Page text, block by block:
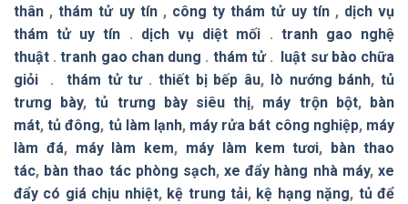
thân ,thám tử uy tín, công ty thám tử uy tín, dịch vụ
thám tử uy tín . dịch vụ diệt mối . tranh gao nghệ
thuật .tranh gao chan dung . thám tử.
luật sư bào chữa
giỏi . thám tử tư. thiết bị bếp âu, lò nướng bánh,tủ
trưng bày,tủ trưng bày siêu thị, máy trộn bột,
bàn
mát,tủ đông, tủ làm lạnh, máy rửa bát công nghiệp, máy
làm đá, máy làm kem, máy làm kem tươi,
bàn thao
tác, bàn thao tác phòng sạch,xe đẩy hàng nhà máy,xe
đẩy có giá chịu nhiệt, kệ trung tải, kệ hạng nặng, tủ để